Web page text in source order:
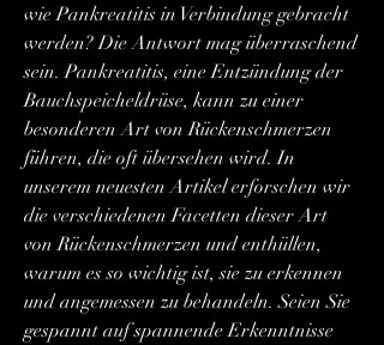
wie Pankreatitis in Verbindung gebracht
werden? Die Antwort mag überraschend
sein. Pankreatitis, eine Entzündung der
Bauchspeicheldrüse, kann zu einer
besonderen Art von Rückenschmerzen
führen, die oft übersehen wird. In
unserem neuesten Artikel erforschen wir
die verschiedenen Facetten dieser Art
von Rückenschmerzen und enthüllen,
warum es so wichtig ist, sie zu erkennen
und angemessen zu behandeln. Seien Sie
gespannt auf spannende Erkenntnisse